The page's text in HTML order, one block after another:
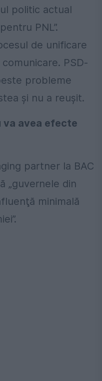
politic actual
PNL”.
de unificare
PSD-
probleme
şi nu a reuşit.
va avea efecte
partner la BAC
„guvernele din
minimală